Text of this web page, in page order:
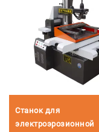
Станок для
электроэрозионной